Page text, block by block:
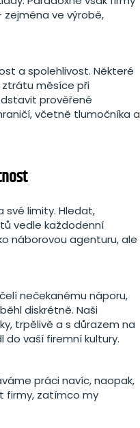
ve výrobě,
a spolehlivost. Některé
měsíce při
prověřené
včetně tlumočníka a
své limity. Hledat,
vedle každodenní
náborovou agenturu, ale
nečekanému náporu,
diskrétně. Naši
trpělivě a s důrazem na
do vaší firemní kultury.
práci navíc, naopak,
firmy, zatímco my